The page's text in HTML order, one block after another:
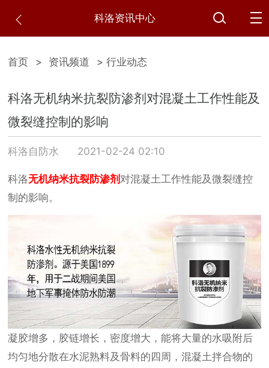
科洛资讯中心
首页 > 资讯频道 > 行业动态
科洛无机纳米抗裂防渗剂对混凝土工作性能及
微裂缝控制的影响
科洛自防水 2021-02-24 02:10
科洛无机纳米抗裂防渗剂对混凝土工作性能及微裂缝控
制的影响。
凝胶增多，胶链增长，密度增大，能将大量的水吸附后
均匀地分散在水泥熟料及骨料的四周，混凝土拌合物的